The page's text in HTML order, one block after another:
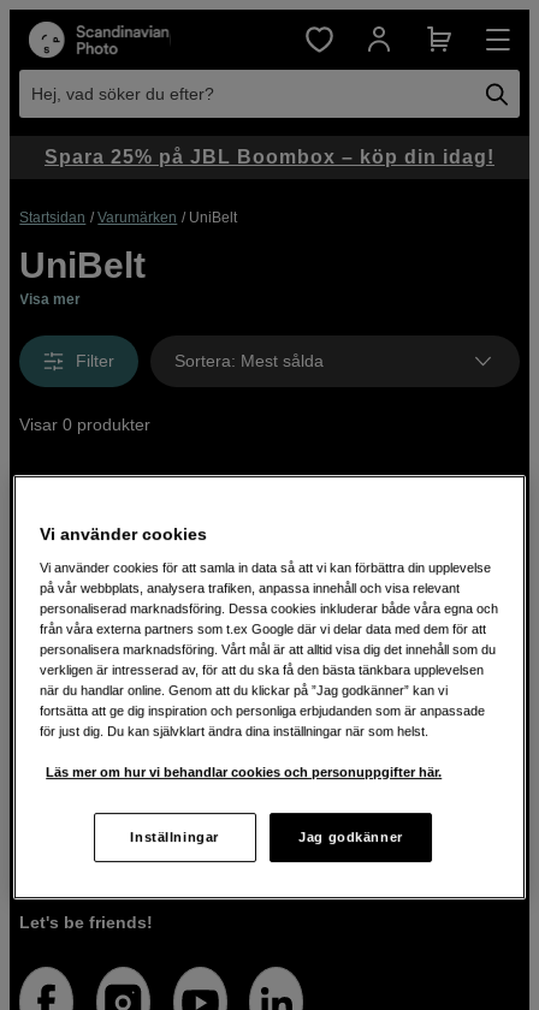
Hej, vad söker du efter?
Startsidan Varumärken UniBelt
UniBelt
Visa mer
Filter Sortera: Mest sålda
Visar 0 produkter
För kreatören sedan 1982
På Scandinavian Photo har vi i över 40 år hjälpt kreativa
människor att förverkliga sina visioner inom fotografi, ljud,
video, film, musik, konst och teknologi. Vi brinner för både
tekniken och människorna som använder den. Vi vet att
för att guida dig så att du väljer rätt produkter för det du vill
säkerställer vi att du får den utrustning som passar dig
Let's be friends!
Spara 25% på JBL Boombox – köp din idag!
Vi använder cookies
Vi använder cookies för att samla in data så att vi kan förbättra din upplevelse
på vår webbplats, analysera trafiken, anpassa innehåll och visa relevant
personaliserad marknadsföring. Dessa cookies inkluderar både våra egna och
från våra externa partners som t.ex Google där vi delar data med dem för att
personalisera marknadsföring. Vårt mål är att alltid visa dig det innehåll som du
verkligen är intresserad av, för att du ska få den bästa tänkbara upplevelsen
när du handlar online. Genom att du klickar på ”Jag godkänner” kan vi
fortsätta att ge dig inspiration och personliga erbjudanden som är anpassade
för just dig. Du kan självklart ändra dina inställningar när som helst.
Läs mer om hur vi behandlar cookies och personuppgifter här.
Inställningar Jag godkänner